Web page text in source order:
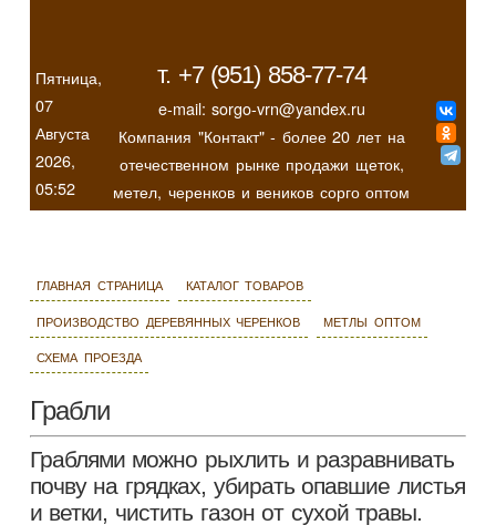
Пятница,
07
Августа
2026,
05:52
т. +7 (951) 858-77-74
e-mail: sorgo-vrn@yandex.ru
Компания "Контакт" - более 20 лет на
отечественном рынке продажи щеток,
метел, черенков и веников сорго оптом
главная страница
каталог товаров
производство деревянных черенков
метлы оптом
схема проезда
Грабли
Граблями можно рыхлить и разравнивать
почву на грядках, убирать опавшие листья
и ветки, чистить газон от сухой травы.